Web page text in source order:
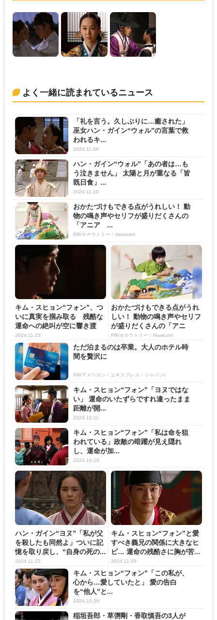
よく一緒に読まれているニュース
「礼を言う。久しぶりに…癒された」
巫女ハン・ガイン“ウォル”の言葉で救
われるキ...
2024.11.08
ハン・ガイン“ウォル”「あの者は…も
う泣きません」 太陽と月が重なる「皆
既日食」...
2024.11.10
おかたづけもできる点がうれしい！ 動
物の鳴き声やセリフが盛りだくさんの
「アニア ...
PR(タカラトミー｜Hugkum)
キム・スヒョン“フォン”、つ
いに真実を掴み取る 残酷な
運命への絶叫が空に響き渡
る...
2024.11.23
おかたづけもできる点がうれ
しい！ 動物の鳴き声やセリフ
が盛りだくさんの「アニ
ア ...
PR(タカラトミー｜Hugkum)
ただ泊まるのは卒業。大人のホテル時
間を贅沢に
PR(アメリカン・エキスプレス・ジャパン)
キム・スヒョン“フォン”「ヨヌではな
い」 運命のいたずらですれ違ったまま
距離が開...
2024.10.11
キム・スヒョン“フォン”「私は命を狙
われている」政敵の暗躍が見え隠れ
し、運命が加...
2024.10.10
ハン・ガイン“ヨヌ”「私が父
を殺したも同然よ」ついに記
憶を取り戻し、“自身の死の...
2024.11.22
キム・スヒョン“フォン”と愛
すべき義兄の関係に大きなヒ
ビ… 運命の残酷さに胸が苦...
2024.11.09
キム・スヒョン“フォン”「この私が、
心から…愛していたと」 愛の告白
を“他人”と...
2024.10.26
稲垣吾郎・草彅剛・香取慎吾の3人が